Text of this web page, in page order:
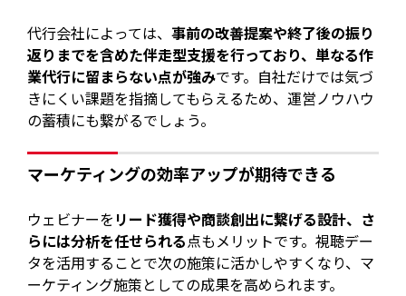
代行会社によっては、事前の改善提案や終了後の振り
返りまでを含めた伴走型支援を行っており、単なる作
業代行に留まらない点が強みです。自社だけでは気づ
きにくい課題を指摘してもらえるため、運営ノウハウ
の蓄積にも繋がるでしょう。
マーケティングの効率アップが期待できる
ウェビナーを リード獲得や商談創出に繋げる設計、さ
らには分析を任せられる点もメリットです。視聴デー
タを活用することで次の施策に活かしやすくなり、マ
ーケティング施策としての成果を高められます。